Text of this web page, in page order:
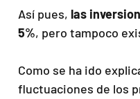
Así pues, las
5%, pero tampoco
Como se ha ido
fluctuaciones de los